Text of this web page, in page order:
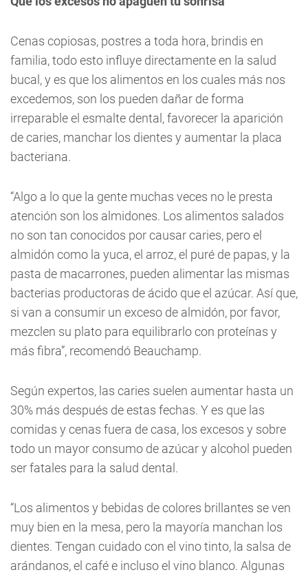
Cenas copiosas, postres a toda hora, brindis en
familia, todo esto influye directamente en la salud
bucal, y es que los alimentos en los cuales más nos
excedemos, son los pueden dañar de forma
irreparable el esmalte dental, favorecer la aparición
de caries, manchar los dientes y aumentar la placa
bacteriana.
“Algo a lo que la gente muchas veces no le presta
atención son los almidones. Los alimentos salados
no son tan conocidos por causar caries, pero el
almidón como la yuca, el arroz, el puré de papas, y la
pasta de macarrones, pueden alimentar las mismas
bacterias productoras de ácido que el azúcar. Así que,
si van a consumir un exceso de almidón, por favor,
mezclen su plato para equilibrarlo con proteínas y
más fibra”, recomendó Beauchamp.
Según expertos, las caries suelen aumentar hasta un
30% más después de estas fechas. Y es que las
comidas y cenas fuera de casa, los excesos y sobre
todo un mayor consumo de azúcar y alcohol pueden
ser fatales para la salud dental.
“Los alimentos y bebidas de colores brillantes se ven
muy bien en la mesa, pero la mayoría manchan los
dientes. Tengan cuidado con el vino tinto, la salsa de
arándanos, el café e incluso el vino blanco. Algunas